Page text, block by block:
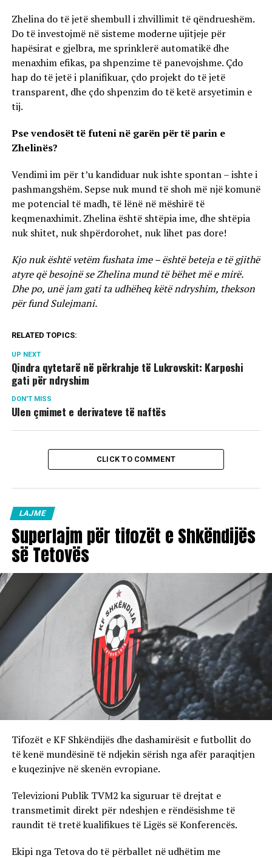
Zhelina do të jetë shembull i zhvillimit të qëndrueshëm.
Do të investojmë në sisteme moderne ujitjeje për
hapësirat e gjelbra, me sprinklerë automatikë dhe
menaxhim efikas, pa shpenzime të panevojshme. Çdo
hap do të jetë i planifikuar, çdo projekt do të jetë
transparent, dhe çdo shpenzim do të ketë arsyetimin e
tij.
Pse vendosët të futeni në garën për të parin e
Zhelinës?
Vendimi im për t’u kandiduar nuk ishte spontan – ishte i
pashmangshëm. Sepse nuk mund të shoh më një komunë
me potencial të madh, të lënë në mëshirë të
keqmenaxhimit. Zhelina është shtëpia ime, dhe shtëpia
nuk shitet, nuk shpërdorohet, nuk lihet pas dore!
Kjo nuk është vetëm fushata ime – është beteja e të gjithë
atyre që besojnë se Zhelina mund të bëhet më e mirë.
Dhe po, unë jam gati ta udhëheq këtë ndryshim, thekson
për fund Sulejmani.
RELATED TOPICS:
UP NEXT
Qindra qytetarë në përkrahje të Lukrovskit: Karposhi
gati për ndryshim
DON'T MISS
Ulen çmimet e derivateve të naftës
CLICK TO COMMENT
LAJME
Superlajm për tifozët e Shkëndijës
së Tetovës
Tifozët e KF Shkëndijës dhe dashamirësit e futbollit do
të kenë mundësinë të ndjekin sërish nga afër paraqitjen
e kuqezinjve në skenën evropiane.
Televizioni Publik TVM2 ka siguruar të drejtat e
transmetimit direkt për ndeshjen e rëndësishme të
raundit të tretë kualifikues të Ligës së Konferencës.
Ekipi nga Tetova do të përballet në udhëtim me